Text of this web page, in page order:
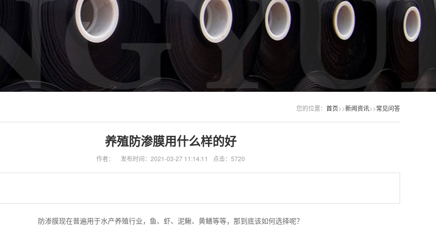
您的位置： 首页>>新闻资讯>>常见问答
养殖防渗膜用什么样的好
作者： 发布时间：2021-03-27 11:14:11 点击：5720
防渗膜现在普遍用于水产养殖行业，鱼、虾、泥鳅、黄鳝等等，那到底该如何选择呢？